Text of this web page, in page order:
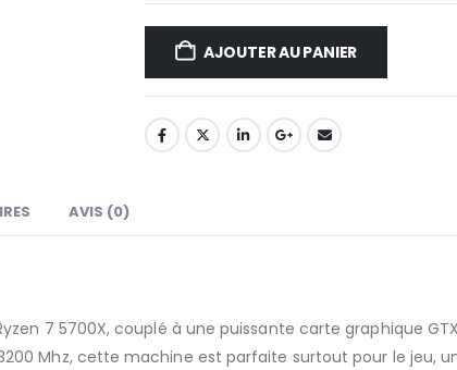
AJOUTER AU PANIER
AVIS (0)
7 5700X, couplé à une puissante carte graphique
Mhz, cette machine est parfaite surtout pour le